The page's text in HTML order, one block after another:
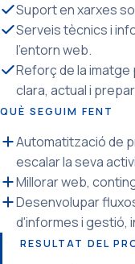
Suport en xarxes
Serveis tècnics i
l'entorn web.
Reforç de la
clara, actual i
QUÈ SEGUIM FENT
Automatització de
escalar la seva
Millorar web,
Desenvolupar
d'informes i gestió,
RESULTAT DEL